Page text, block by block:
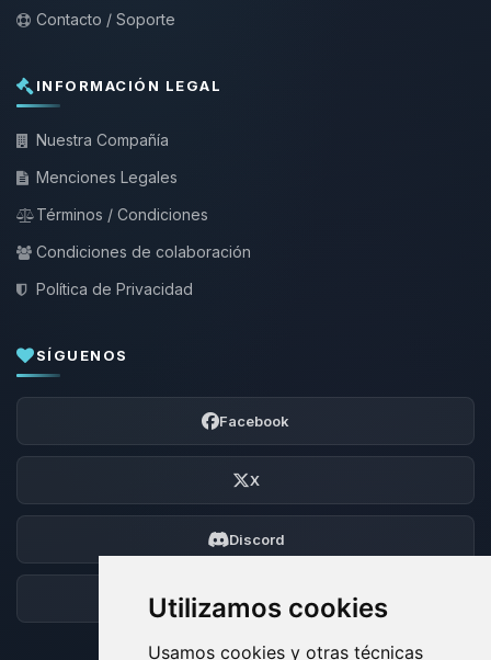
Utilizamos cookies
Usamos cookies y otras técnicas
Contacto / Soporte
INFORMACIÓN LEGAL
Nuestra Compañía
Menciones Legales
Términos / Condiciones
Condiciones de colaboración
Política de Privacidad
SÍGUENOS
Facebook
X
Discord
Foro